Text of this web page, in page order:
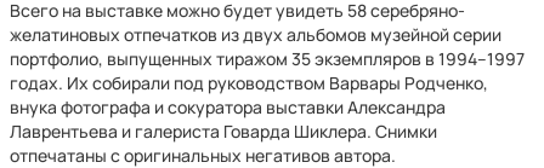
Всего на выставке можно будет увидеть 58 серебряно-
желатиновых отпечатков из двух альбомов музейной серии
портфолио, выпущенных тиражом 35 экземпляров в 1994–1997
годах. Их собирали под руководством Варвары Родченко,
внука фотографа и сокуратора выставки Александра
Лаврентьева и галериста Говарда Шиклера. Снимки
отпечатаны с оригинальных негативов автора.